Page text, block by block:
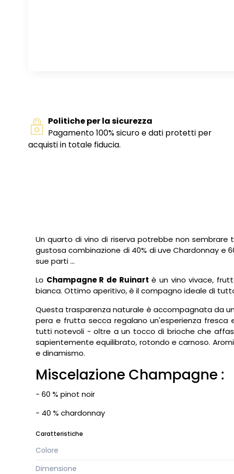
Politiche per la sicurezza
Pagamento 100% sicuro e dati protetti per
acquisti in totale fiducia.
Un quarto di vino di riserva potrebbe non
gustosa combinazione di 40% di uve Chardonnay e
sue parti ...
Lo Champagne R de Ruinart è un vino vivace,
bianca. Ottimo aperitivo, è il compagno ideale di
Questa trasparenza naturale è accompagnata da
pera e frutta secca regalano un'esperienza
tutti notevoli - oltre a un tocco di brioche che
sapientemente equilibrato, rotondo e carnoso.
e dinamismo.
Miscelazione Champagne :
- 60 % pinot noir
- 40 % chardonnay
Caratteristiche
Colore
Dimensione